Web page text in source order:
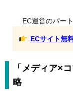
EC運営のパー
ECサイト無
「メディア×
略